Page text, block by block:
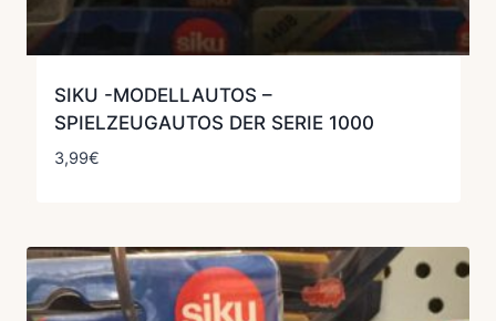
SIKU -MODELLAUTOS –
SPIELZEUGAUTOS DER SERIE 1000
3,99€